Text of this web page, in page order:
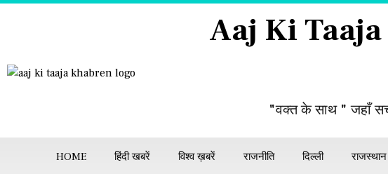
Aaj Ki
"वक्त के साथ " जहाँ
HOME हिंदी खबरें विश्व ख़बरें राजनीति दिल्ली राजस्थान